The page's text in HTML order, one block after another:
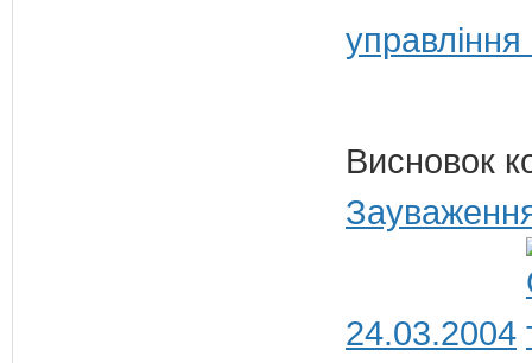
Висновок
24.03.2004